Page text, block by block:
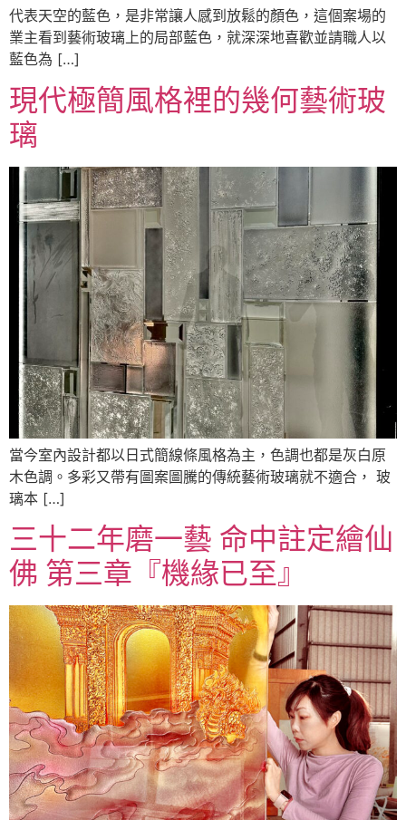
代表天空的藍色，是非常讓人感到放鬆的顏色，這個案場的
業主看到藝術玻璃上的局部藍色，就深深地喜歡並請職人以
藍色為 […]
現代極簡風格裡的幾何藝術玻
璃
當今室內設計都以日式簡線條風格為主，色調也都是灰白原
木色調。多彩又帶有圖案圖騰的傳統藝術玻璃就不適合， 玻
璃本 […]
三十二年磨一藝 命中註定繪仙
佛 第三章『機緣已至』